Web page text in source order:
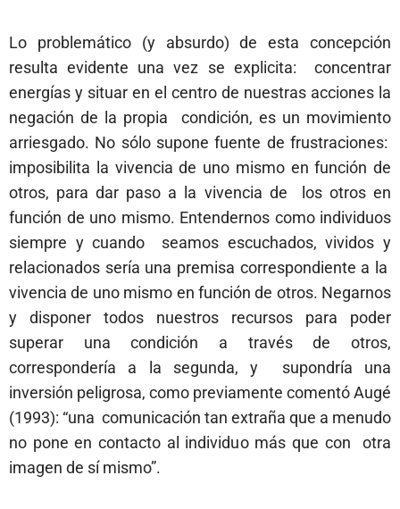
Lo problemático (y absurdo) de esta concepción
resulta evidente una vez se explicita: concentrar
energías y situar en el centro de nuestras acciones la
negación de la propia condición, es un movimiento
arriesgado. No sólo supone fuente de frustraciones:
imposibilita la vivencia de uno mismo en función de
otros, para dar paso a la vivencia de los otros en
función de uno mismo. Entendernos como individuos
siempre y cuando seamos escuchados, vividos y
relacionados sería una premisa correspondiente a la
vivencia de uno mismo en función de otros. Negarnos
y disponer todos nuestros recursos para poder
superar una condición a través de otros,
correspondería a la segunda, y supondría una
inversión peligrosa, como previamente comentó Augé
(1993): “una comunicación tan extraña que a menudo
no pone en contacto al individuo más que con otra
imagen de sí mismo”.